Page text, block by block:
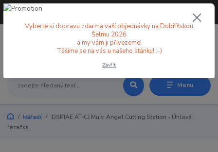
Menu
+420 773 998 582
Nářadí
DSPIAE AT-CJ Multi Angel Cutting Station - Úhlová
řezačka
Vyberte si dopravu zdarma vaší objednávky na Dobříšskou
Šelmu 2026
a my vám ji přivezeme!
Těšíme se na vás u našeho stánku! :-)
Zavřít